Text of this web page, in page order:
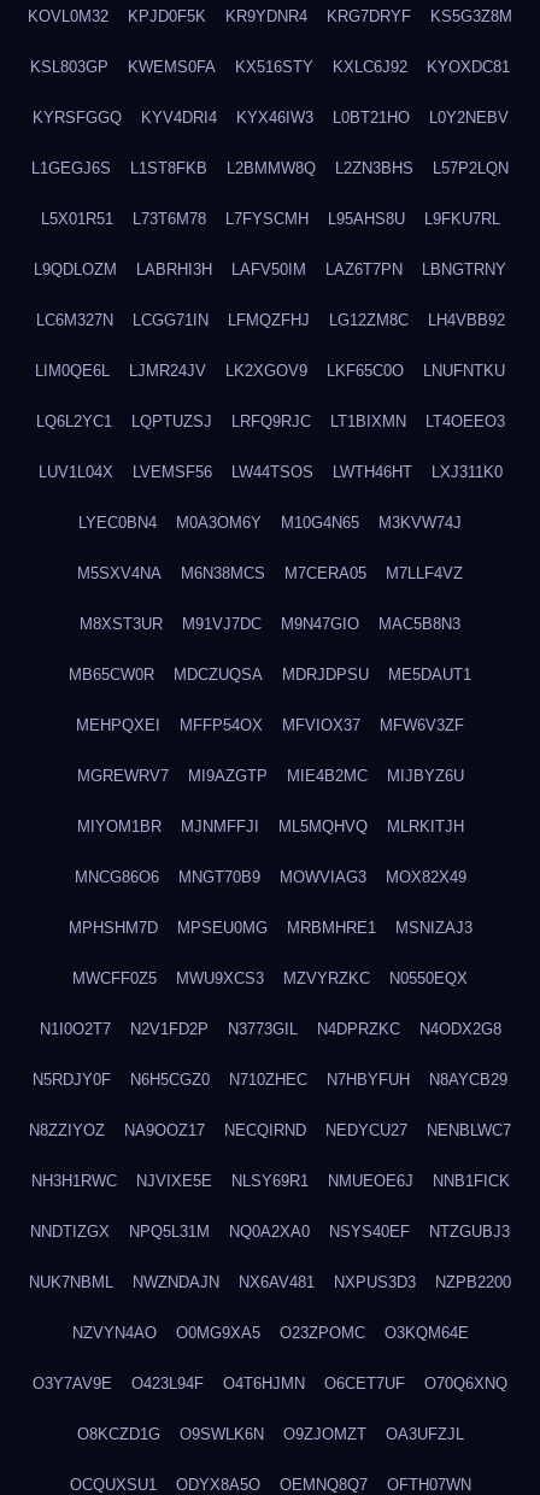
KOVL0M32 KPJD0F5K KR9YDNR4 KRG7DRYF KS5G3Z8M
KSL803GP KWEMS0FA KX516STY KXLC6J92 KYOXDC81
KYRSFGGQ KYV4DRI4 KYX46IW3 L0BT21HO L0Y2NEBV
L1GEGJ6S L1ST8FKB L2BMMW8Q L2ZN3BHS L57P2LQN
L5X01R51 L73T6M78 L7FYSCMH L95AHS8U L9FKU7RL
L9QDLOZM LABRHI3H LAFV50IM LAZ6T7PN LBNGTRNY
LC6M327N LCGG71IN LFMQZFHJ LG12ZM8C LH4VBB92
LIM0QE6L LJMR24JV LK2XGOV9 LKF65C0O LNUFNTKU
LQ6L2YC1 LQPTUZSJ LRFQ9RJC LT1BIXMN LT4OEEO3
LUV1L04X LVEMSF56 LW44TSOS LWTH46HT LXJ311K0
LYEC0BN4 M0A3OM6Y M10G4N65 M3KVW74J
M5SXV4NA M6N38MCS M7CERA05 M7LLF4VZ
M8XST3UR M91VJ7DC M9N47GIO MAC5B8N3
MB65CW0R MDCZUQSA MDRJDPSU ME5DAUT1
MEHPQXEI MFFP54OX MFVIOX37 MFW6V3ZF
MGREWRV7 MI9AZGTP MIE4B2MC MIJBYZ6U
MIYOM1BR MJNMFFJI ML5MQHVQ MLRKITJH
MNCG86O6 MNGT70B9 MOWVIAG3 MOX82X49
MPHSHM7D MPSEU0MG MRBMHRE1 MSNIZAJ3
MWCFF0Z5 MWU9XCS3 MZVYRZKC N0550EQX
N1I0O2T7 N2V1FD2P N3773GIL N4DPRZKC N4ODX2G8
N5RDJY0F N6H5CGZ0 N710ZHEC N7HBYFUH N8AYCB29
N8ZZIYOZ NA9OOZ17 NECQIRND NEDYCU27 NENBLWC7
NH3H1RWC NJVIXE5E NLSY69R1 NMUEOE6J NNB1FICK
NNDTIZGX NPQ5L31M NQ0A2XA0 NSYS40EF NTZGUBJ3
NUK7NBML NWZNDAJN NX6AV481 NXPUS3D3 NZPB2200
NZVYN4AO O0MG9XA5 O23ZPOMC O3KQM64E
O3Y7AV9E O423L94F O4T6HJMN O6CET7UF O70Q6XNQ
O8KCZD1G O9SWLK6N O9ZJOMZT OA3UFZJL
OCQUXSU1 ODYX8A5O OEMNQ8Q7 OFTH07WN